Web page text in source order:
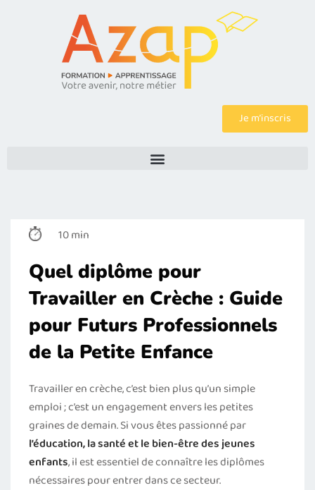
Je m’inscris
10 min
Quel diplôme pour
Travailler en Crèche : Guide
pour Futurs Professionnels
de la Petite Enfance
Travailler en crèche, c’est bien plus qu’un simple
emploi ; c’est un engagement envers les petites
graines de demain. Si vous êtes passionné par
l’éducation, la santé et le bien-être des jeunes
enfants, il est essentiel de connaître les diplômes
nécessaires pour entrer dans ce secteur.